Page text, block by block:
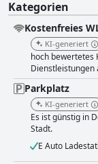
beschauliche
Geschäftsreisende macht. Das Frühstückserlebnis im
als außergewöhnlich
vielfältiges Buffet
Die Gäste schätzen
moderne Ambiente,
erwarteten Teil ihres
hoteleigenen
Atmosphäre und
Speisekarte bietet
österreichische
Preisen. Ein kleiner
Kategorien
Kostenfreies
KI-generiert
hoch bewertetes
Dienstleistungen
Parkplatz
KI-generiert
Es ist günstig in
Stadt.
E Auto